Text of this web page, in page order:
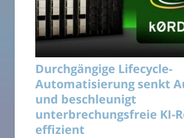
Durchgängige Lifecycle-
Automatisierung senkt
und beschleunigt
unterbrechungsfreie KI-
effizient